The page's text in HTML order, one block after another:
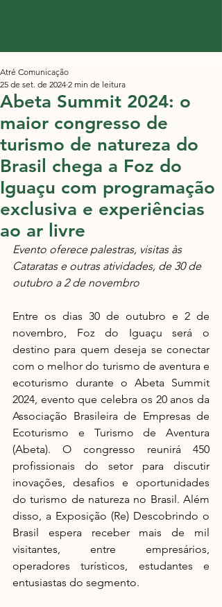
Abeta Summit 2024: o
maior congresso de
turismo de natureza do
Brasil chega a Foz do
Iguaçu com programação
exclusiva e experiências
ao ar livre
Atré Comunicação
25 de set. de 2024 2 min de leitura
Evento oferece palestras, visitas às
Cataratas e outras atividades, de 30 de
outubro a 2 de novembro
Entre os dias 30 de outubro e 2 de
novembro, Foz do Iguaçu será o
destino para quem deseja se conectar
com o melhor do turismo de aventura e
ecoturismo durante o Abeta Summit
2024, evento que celebra os 20 anos da
Associação Brasileira de Empresas de
Ecoturismo e Turismo de Aventura
(Abeta). O congresso reunirá 450
profissionais do setor para discutir
inovações, desafios e oportunidades
do turismo de natureza no Brasil. Além
disso, a Exposição (Re) Descobrindo o
Brasil espera receber mais de mil
visitantes, entre empresários,
operadores turísticos, estudantes e
entusiastas do segmento.